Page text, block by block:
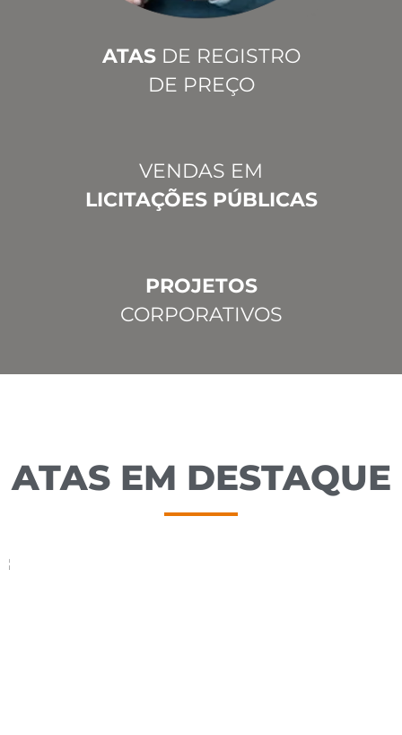
ATASDE REGISTRO
DE PREÇO
VENDAS EM
LICITAÇÕES PÚBLICAS
PROJETOS
CORPORATIVOS
ATAS EM DESTAQUE